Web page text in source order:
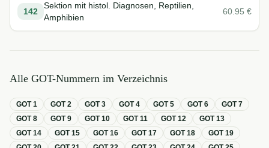
142
Sektion mit histol. Diagnosen, Reptilien,
Amphibien
60.95 €
Alle GOT-Nummern im Verzeichnis
GOT1 GOT2 GOT3 GOT4 GOT5 GOT6 GOT7
GOT8 GOT9 GOT10 GOT11 GOT12 GOT13
GOT14 GOT15 GOT16 GOT17 GOT18 GOT19